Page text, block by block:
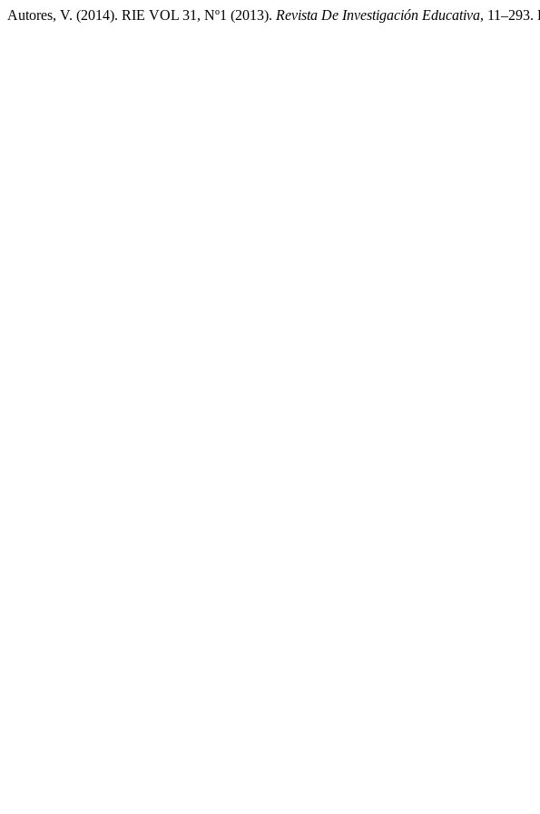
Autores, V. (2014). RIE VOL 31, Nº1 (2013). Revista De Investigación Educativa, 11–293.